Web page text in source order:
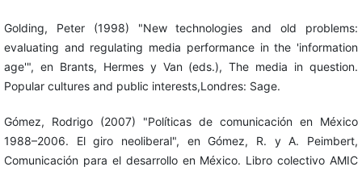
Golding, Peter (1998) "New technologies and old problems:
evaluating and regulating media performance in the 'information
age'", en Brants, Hermes y Van (eds.), The media in question.
Popular cultures and public interests,Londres: Sage.
Gómez, Rodrigo (2007) "Políticas de comunicación en México
1988–2006. El giro neoliberal", en Gómez, R. y A. Peimbert,
Comunicación para el desarrollo en México. Libro colectivo AMIC